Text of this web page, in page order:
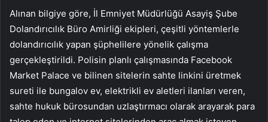
Alınan bilgiye göre, İl Emniyet Müdürlüğü Asayiş Şube
Dolandırıcılık Büro Amirliği ekipleri, çeşitli yöntemlerle
dolandırıcılık yapan şüphelilere yönelik çalışma
gerçekleştirildi. Polisin planlı çalışmasında Facebook
Market Palace ve bilinen sitelerin sahte linkini üretmek
sureti ile bungalov ev, elektrikli ev aletleri ilanları veren,
sahte hukuk bürosundan uzlaştırmacı olarak arayarak para